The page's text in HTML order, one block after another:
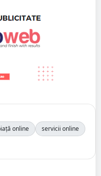
online
servicii online